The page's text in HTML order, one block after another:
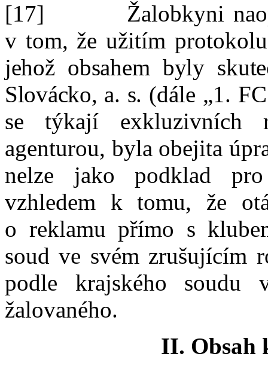
[17]
Žalobkyni
v tom, že užitím
jehož obsahem byly
Slovácko, a. s. (dále „1.
se týkají exkluzivních
agenturou, byla obejita
nelze jako podklad
vzhledem k tomu, že
o reklamu přímo s
soud ve svém zrušujícím
podle krajského soudu
žalovaného.
II. Obsah